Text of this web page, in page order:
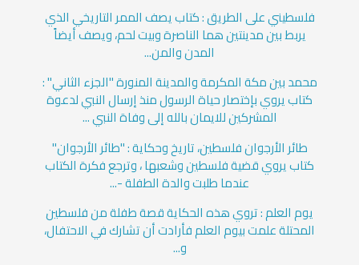
فلسطيني على الطريق : كتاب يصف الممر التاريخي الذي
يربط بين مدينتين هما الناصرة وبيت لحم، ويصف أيضاً
المدن والمن...
محمد بين مكة المكرمة والمدينة المنورة "الجزء الثاني" :
كتاب يروي بإختصار حياة الرسول منذ إرسال النبي لدعوة
المشركين للايمان بالله إلى وفاة النبي ...
طائر الأرجوان ‏فلسطين، تاريخ وحكاية : "طائر الأرجوان"
كتاب يروي قضية فلسطين وشعبها ، وترجع فكرة الكتاب
عندما طلبت والدة الطفلة -...
يوم العلم : تروي هذه الحكاية قصة طفلة من فلسطين
المحتلة علمت بيوم العلم فأرادت أن تشارك في الاحتفال،
و...